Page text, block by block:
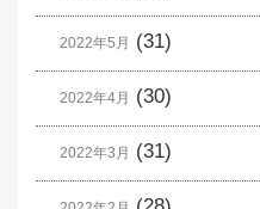
2022年5月 (31)
2022年4月 (30)
2022年3月 (31)